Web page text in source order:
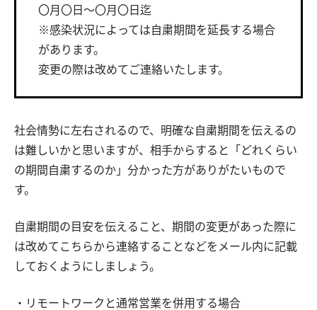
〇月〇日〜〇月〇日迄
※感染状況によっては自粛期間を延長する場合
があります。
変更の際は改めてご連絡いたします。
社会情勢に左右されるので、明確な自粛期間を伝えるの
は難しいかと思いますが、相手からすると「どれくらい
の期間自粛するのか」分かった方がありがたいもので
す。
自粛期間の目安を伝えること、期間の変更があった際に
は改めてこちらから連絡することなどをメール内に記載
しておくようにしましょう。
・リモートワークと通常営業を併用する場合